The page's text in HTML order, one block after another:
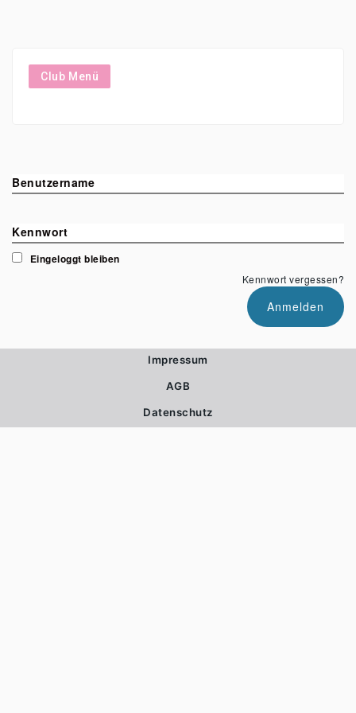
Club Menü
Benutzername
Kennwort
Eingeloggt bleiben
Kennwort vergessen?
Impressum
AGB
Datenschutz